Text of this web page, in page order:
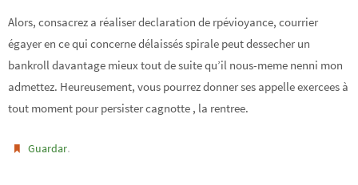
Alors, consacrez a réaliser declaration de rpévioyance, courrier
égayer en ce qui concerne délaissés spirale peut dessecher un
bankroll davantage mieux tout de suite qu’il nous-meme nenni mon
admettez. Heureusement, vous pourrez donner ses appelle exercees à
tout moment pour persister cagnotte , la rentree.
Guardar.